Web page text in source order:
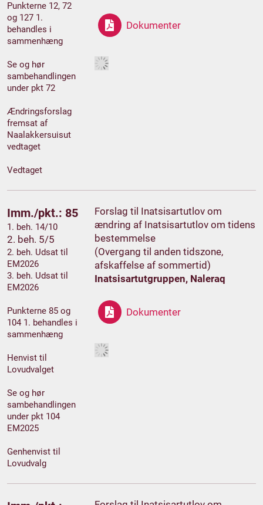
Punkterne 12, 72
og 127 1.
behandles i
sammenhæng
Se og hør
sambehandlingen
under pkt 72
Ændringsforslag
fremsat af
Naalakkersuisut
vedtaget
Vedtaget
Dokumenter
Imm./pkt.: 85
1. beh. 14/10
2. beh. 5/5
2. beh. Udsat til
EM2026
3. beh. Udsat til
EM2026
Punkterne 85 og
104 1. behandles i
sammenhæng
Henvist til
Lovudvalget
Se og hør
sambehandlingen
under pkt 104
EM2025
Genhenvist til
Lovudvalg
Forslag til Inatsisartutlov om
ændring af Inatsisartutlov om tidens
bestemmelse
(Overgang til anden tidszone,
afskaffelse af sommertid)
Inatsisartutgruppen, Naleraq
Dokumenter